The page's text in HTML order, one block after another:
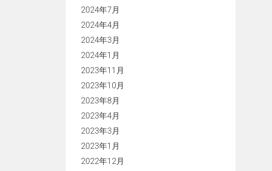
2024年7月
2024年4月
2024年3月
2024年1月
2023年11月
2023年10月
2023年8月
2023年4月
2023年3月
2023年1月
2022年12月